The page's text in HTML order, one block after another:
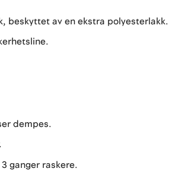
beskyttet av en ekstra polyesterlakk.
dempes.
ganger raskere.